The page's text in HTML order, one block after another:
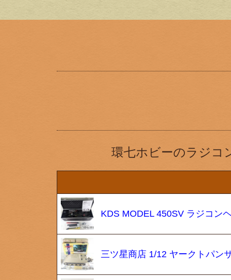
環七ホビーのラジコ
KDS MODEL 450SV ラジコン
三ツ星商店 1/12 ヤークトパン